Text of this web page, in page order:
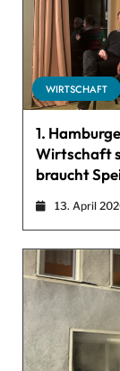
WIRTSCHAFT
1.
Wirtschaft
braucht
13. April